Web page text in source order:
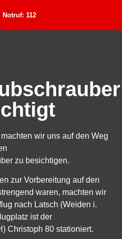
Notruf: 112
wir uns auf den Weg
zu besichtigen.
zur Vorbereitung auf den
waren, machten wir
nach Latsch (Weiden i.
ist der
Christoph 80 stationiert.